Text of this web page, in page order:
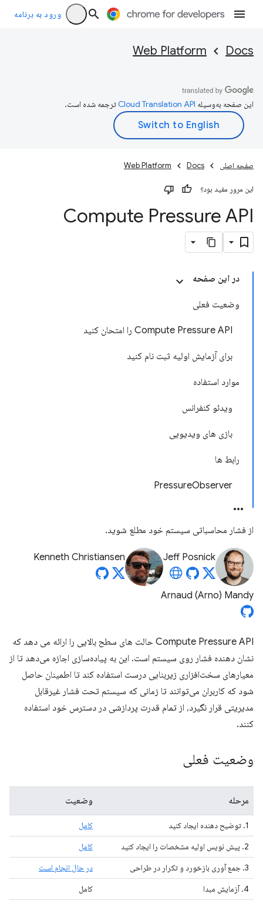
ورود به برنامه
Docs
Web Platform
این صفحه به‌وسیله ترجمه شده است.
صفحه اصلی Docs
Web Platform
این مرور مفید بود؟
Compute Pressure API
در این صفحه
وضعیت فعلی
Compute Pressure API را امتحان کنید
برای آزمایش اولیه ثبت نام کنید
موارد استفاده
ویدئو کنفرانس
بازی های ویدیویی
رابط ها
PressureObserver
از فشار محاسباتی سیستم خود مطلع شوید.
Jeff Posnick
Kenneth Christiansen
Arnaud (Arno) Mandy
Compute Pressure API حالت های سطح بالایی را ارائه می دهد که
نشان دهنده فشار روی سیستم است. این به پیاده‌سازی اجازه می‌دهد تا از
معیارهای سخت‌افزاری زیربنایی درست استفاده کند تا اطمینان حاصل
شود که کاربران می‌توانند تا زمانی که سیستم تحت فشار غیرقابل
مدیریتی قرار نگیرد، از تمام قدرت پردازشی در دسترس خود استفاده
کنند.
وضعیت فعلی
مرحله وضعیت
1. توضیح دهنده ایجاد کنید
کامل
2. پیش نویس اولیه مشخصات را ایجاد کنید
کامل
3. جمع آوری بازخورد و تکرار در طراحی
در حال انجام است
4. آزمایش مبدا
کامل